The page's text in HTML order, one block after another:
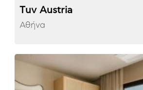
Τuv Austria
Αθήνα